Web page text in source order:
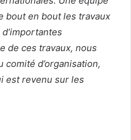
bout en bout les travaux
de ces travaux, nous
d’organisation,
est revenu sur les